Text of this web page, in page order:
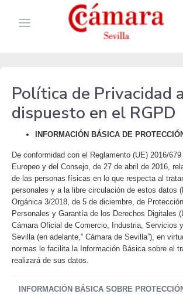
Política de Privacidad
dispuesto en el RGPD
INFORMACIÓN BÁSICA DE
De conformidad con el Reglamento (UE) 2016/
Europeo y del Consejo, de 27 de abril de 2016,
de las personas físicas en lo que respecta al
personales y a la libre circulación de estos datos
Orgánica 3/2018, de 5 de diciembre, de
Personales y Garantía de los Derechos Digitales
Cámara Oficial de Comercio, Industria, Servicios
Sevilla (en adelante,” Cámara de Sevilla”), en
normas le facilita la Información Básica sobre el
realizará de sus datos.
INFORMACIÓN BÁSICA SOBRE